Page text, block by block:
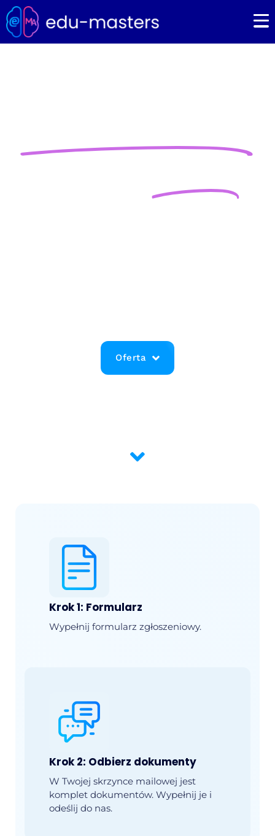
Oferta
Krok 1: Formularz
Wypełnij formularz zgłoszeniowy.
Krok 2: Odbierz dokumenty
W Twojej skrzynce mailowej jest
komplet dokumentów. Wypełnij je i
odeślij do nas.